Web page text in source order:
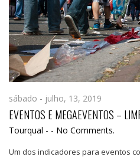
sábado - julho, 13, 2019
EVENTOS E MEGAEVENTOS –
Tourqual - - No Comments.
Um dos indicadores para eventos